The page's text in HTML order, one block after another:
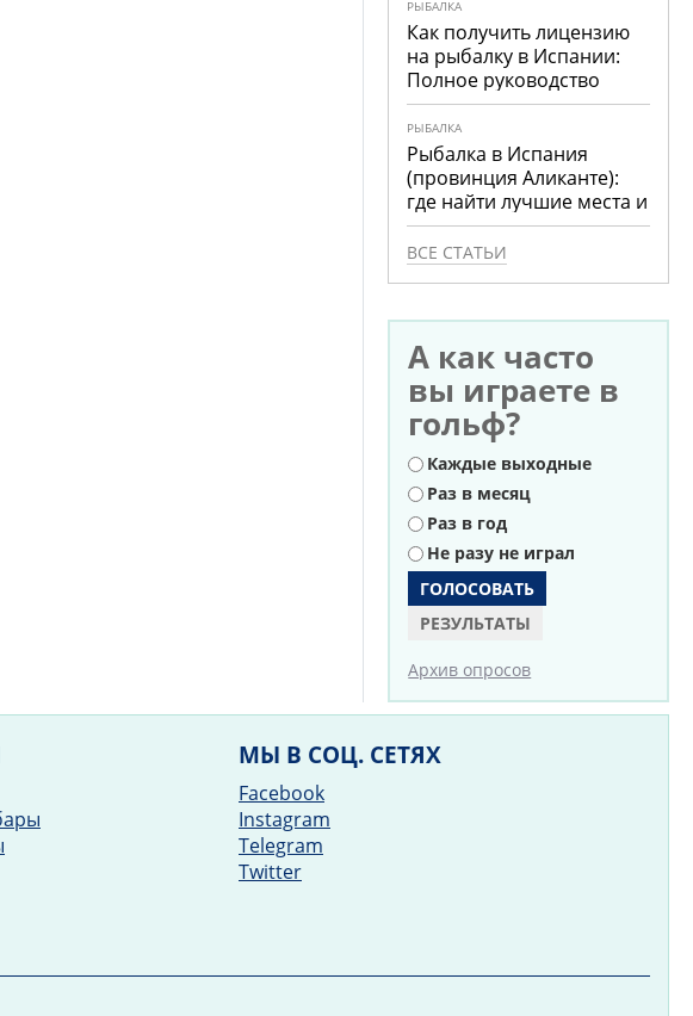
РЫБАЛКА
Как получить лицензию
на рыбалку в Испании:
Полное руководство
РЫБАЛКА
Рыбалка в Испания
(провинция Аликанте):
где найти лучшие места и
что ловить
ВСЕ СТАТЬИ
А как часто
вы играете в
гольф?
Варианты
Каждые выходные
Раз в месяц
Раз в год
Не разу не играл
РЕЗУЛЬТАТЫ
Архив опросов
МЫ В СОЦ. СЕТЯХ
Facebook
Instagram
Telegram
Twitter